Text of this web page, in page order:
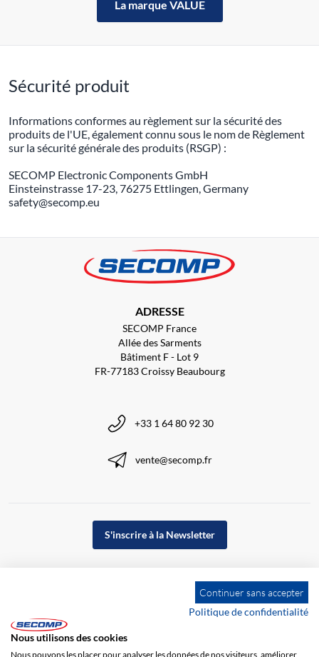
La marque VALUE
Sécurité produit
Informations conformes au règlement sur la sécurité des
produits de l'UE, également connu sous le nom de Règlement
sur la sécurité générale des produits (RSGP) :
SECOMP Electronic Components GmbH
Einsteinstrasse 17-23, 76275 Ettlingen, Germany
safety@secomp.eu
ADRESSE
SECOMP France
Allée des Sarments
Bâtiment F - Lot 9
FR-77183 Croissy Beaubourg
+33 1 64 80 92 30
vente@secomp.fr
S'inscrire à la Newsletter
Continuer sans accepter
Politique de confidentialité
Nous utilisons des cookies
Nous pouvons les placer pour analyser les données de nos visiteurs, améliorer